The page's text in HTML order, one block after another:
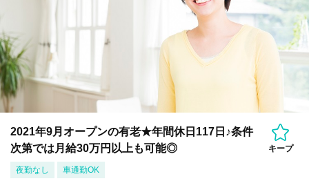
2021年9月オープンの有老★年間休日117日♪条件
次第では月給30万円以上も可能◎
キープ
夜勤なし 車通勤OK